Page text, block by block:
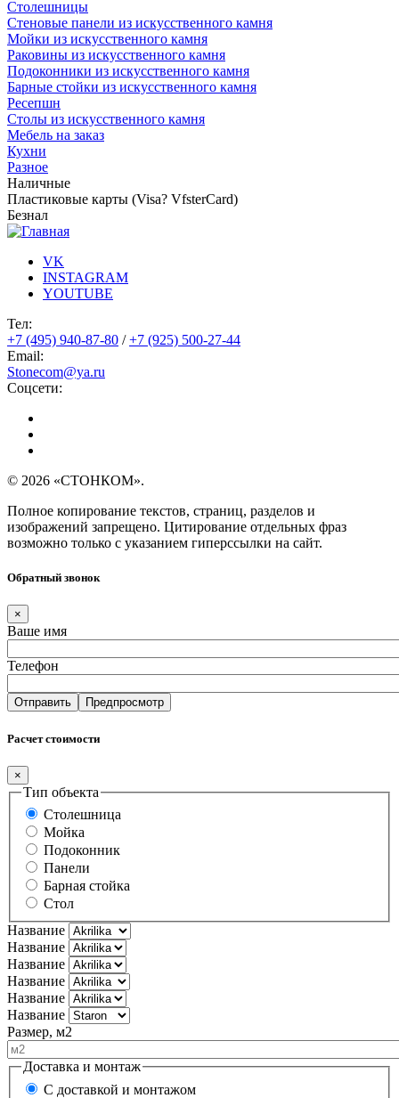
Столешницы
Стеновые панели из искусственного камня
Мойки из искусственного камня
Раковины из искусственного камня
Подоконники из искусственного камня
Барные стойки из искусственного камня
Ресепшн
Cтолы из искусственного камня
Мебель на заказ
Кухни
Разное
Наличные
Пластиковые карты (Visa? VfsterCard)
Безнал
VK
INSTAGRAM
YOUTUBE
Тел:
+7 (495) 940-87-80 /+7 (925) 500-27-44
Email:
Stonecom@ya.ru
Соцсети:
© 2026 «СТОНКОМ».
Полное копирование текстов, страниц, разделов и
изображений запрещено. Цитирование отдельных фраз
возможно только с указанием гиперссылки на сайт.
Обратный звонок
×
Ваше имя
Телефон
Расчет стоимости
×
Тип объекта
Столешница
Мойка
Подоконник
Панели
Барная стойка
Стол
Название
Название
Название
Название
Название
Название
Размер, м2
Доставка и монтаж
С доставкой и монтажом